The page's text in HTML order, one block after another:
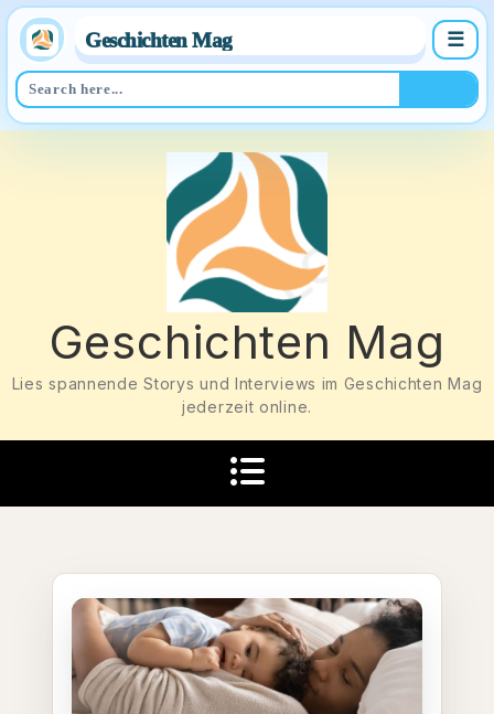
Geschichten Mag ☰
Geschichten Mag
Lies spannende Storys und Interviews im Geschichten Mag
jederzeit online.